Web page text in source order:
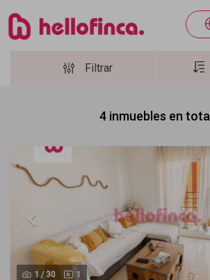
Filtrar
4 inmuebles en total
1/30 1